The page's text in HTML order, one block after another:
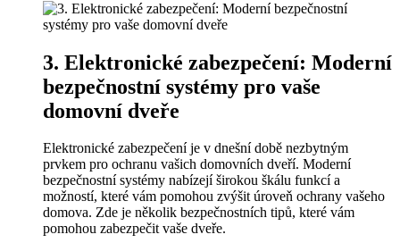
3. Elektronické zabezpečení: Moderní
bezpečnostní systémy pro vaše
domovní dveře
Elektronické zabezpečení je v dnešní době nezbytným
prvkem pro ochranu vašich domovních dveří. Moderní
bezpečnostní systémy nabízejí širokou škálu funkcí a
možností, které vám pomohou zvýšit úroveň ochrany vašeho
domova. Zde je několik bezpečnostních tipů, které vám
pomohou zabezpečit vaše dveře.